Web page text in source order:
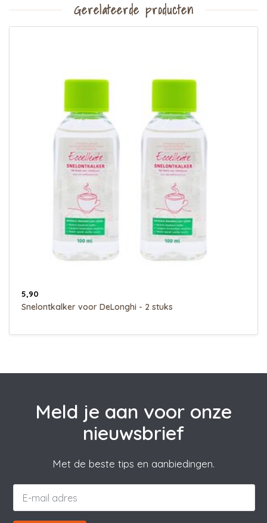
Gerelateerde producten
5,90
Snelontkalker voor DeLonghi - 2 stuks
Meld je aan voor onze
nieuwsbrief
Met de beste tips en aanbiedingen.